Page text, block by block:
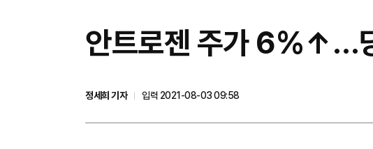
안트로젠 주가 6%↑…
정세희 기자
입력 2021-08-03 09:58